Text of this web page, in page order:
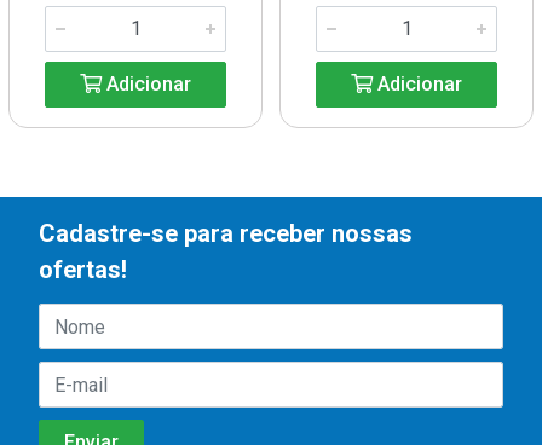
Adicionar Adicionar
Cadastre-se para receber nossas
ofertas!